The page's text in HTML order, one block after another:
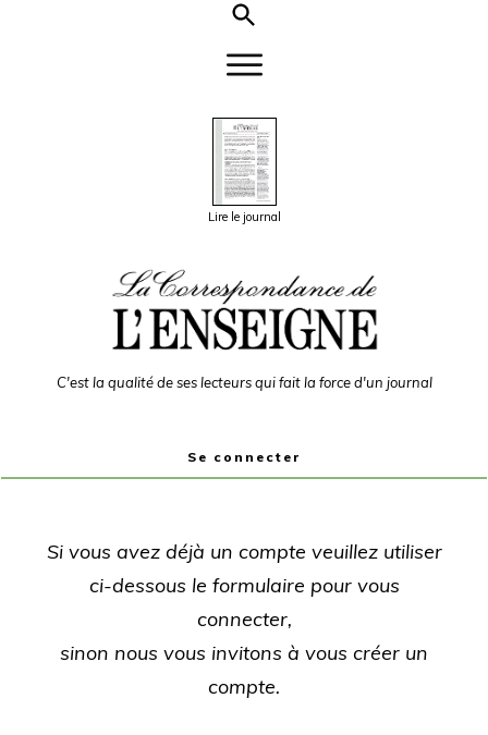
Lire le journal
C'est la qualité de ses lecteurs qui fait la force d'un journal
Se connecter
Si vous avez déjà un compte veuillez utiliser
ci-dessous le formulaire pour vous
connecter,
sinon nous vous invitons à vous créer un
compte.